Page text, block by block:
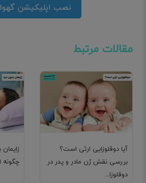
نصب اپلیکیشن
مقالات مرتبط
چگونه
آیا دوقلوزایی ارثی است؟
بررسی نقش ژن مادر و پدر در
دوقلوزا...